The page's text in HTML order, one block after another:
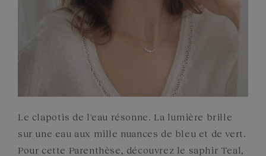
Le clapotis de l'eau résonne. La lumière brille
sur une eau aux mille nuances de bleu et de vert.
Pour cette Parenthèse, découvrez le saphir Teal,